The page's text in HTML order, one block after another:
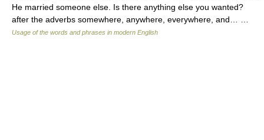
He married someone else. Is there anything else you wanted?
after the adverbs somewhere, anywhere, everywhere, and… …
Usage of the words and phrases in modern English